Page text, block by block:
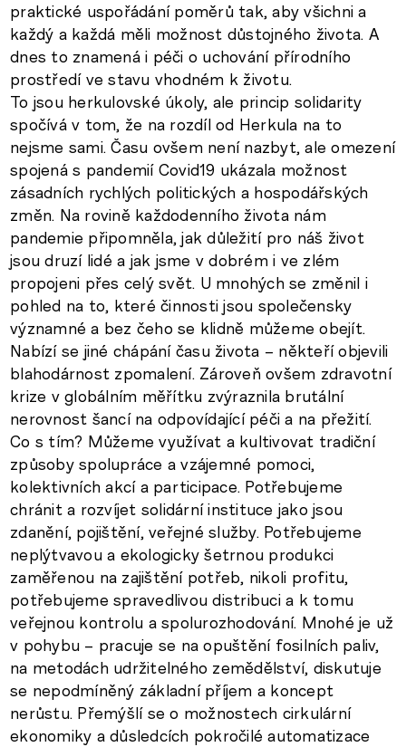
praktické uspořádání poměrů tak, aby všichni a
každý a každá měli možnost důstojného života. A
dnes to znamená i péči o uchování přírodního
prostředí ve stavu vhodném k životu.
To jsou herkulovské úkoly, ale princip solidarity
spočívá v tom, že na rozdíl od Herkula na to
nejsme sami. Času ovšem není nazbyt, ale omezení
spojená s pandemií Covid19 ukázala možnost
zásadních rychlých politických a hospodářských
změn. Na rovině každodenního života nám
pandemie připomněla, jak důležití pro náš život
jsou druzí lidé a jak jsme v dobrém i ve zlém
propojeni přes celý svět. U mnohých se změnil i
pohled na to, které činnosti jsou společensky
významné a bez čeho se klidně můžeme obejít.
Nabízí se jiné chápání času života – někteří objevili
blahodárnost zpomalení. Zároveň ovšem zdravotní
krize v globálním měřítku zvýraznila brutální
nerovnost šancí na odpovídající péči a na přežití.
Co s tím? Můžeme využívat a kultivovat tradiční
způsoby spolupráce a vzájemné pomoci,
kolektivních akcí a participace. Potřebujeme
chránit a rozvíjet solidární instituce jako jsou
zdanění, pojištění, veřejné služby. Potřebujeme
neplýtvavou a ekologicky šetrnou produkci
zaměřenou na zajištění potřeb, nikoli profitu,
potřebujeme spravedlivou distribuci a k tomu
veřejnou kontrolu a spolurozhodování. Mnohé je už
v pohybu – pracuje se na opuštění fosilních paliv,
na metodách udržitelného zemědělství, diskutuje
se nepodmíněný základní příjem a koncept
nerůstu. Přemýšlí se o možnostech cirkulární
ekonomiky a důsledcích pokročilé automatizace